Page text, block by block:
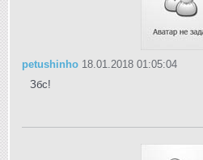
petushinho 18.01.2018 01:05:04
Збс!